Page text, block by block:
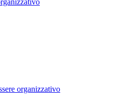
organizzativo